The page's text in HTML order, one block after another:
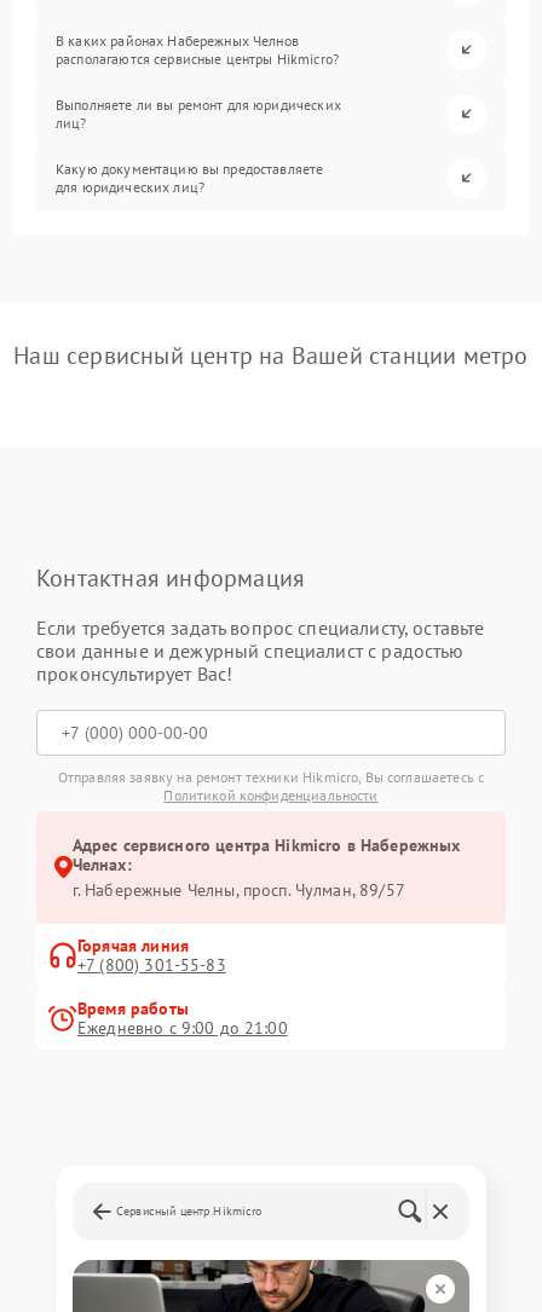
В каких районах Набережных Челнов
располагаются сервисные центры Hikmicro?
Выполняете ли вы ремонт для юридических
лиц?
Какую документацию вы предоставляете
для юридических лиц?
Наш сервисный центр на Вашей станции метро
Контактная информация
Если требуется задать вопрос специалисту, оставьте
свои данные и дежурный специалист с радостью
проконсультирует Вас!
Отправляя заявку на ремонт техники Hikmicro, Вы соглашаетесь с
Политикой конфиденциальности
Адрес сервисного центра Hikmicro в Набережных
Челнах:
г. Набережные Челны, просп. Чулман, 89/57
Горячая линия
+7 (800) 301-55-83
Время работы
Ежедневно с 9:00 до 21:00
Сервисный центр Hikmicro